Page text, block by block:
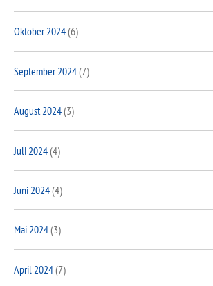
Oktober 2024(6)
September 2024(7)
August 2024(3)
Juli 2024(4)
Juni 2024(4)
Mai 2024(3)
April 2024(7)